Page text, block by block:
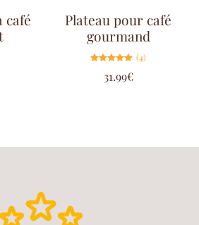
café
Plateau pour café
gourmand
5.00
sur 5
(4)
31.99€